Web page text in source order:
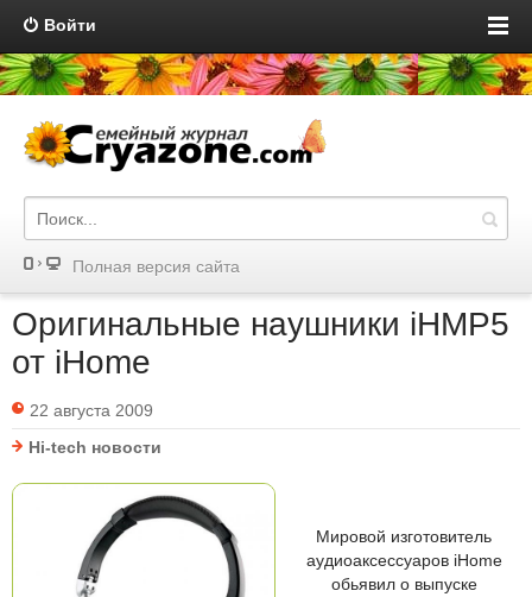
Войти
Полная версия сайта
Оригинальные наушники iHMP5
от iHome
22 августа 2009
Hi-tech новости
Мировой изготовитель
аудиоаксессуаров iHome
обьявил о выпуске